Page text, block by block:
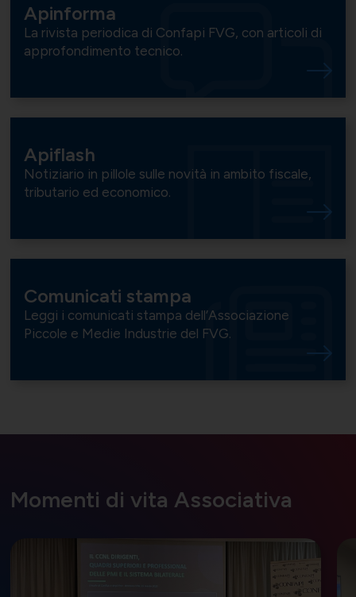
Apinforma
La rivista periodica di Confapi FVG, con articoli di
approfondimento tecnico.
Apiflash
Notiziario in pillole sulle novità in ambito fiscale,
tributario ed economico.
Comunicati stampa
Leggi i comunicati stampa dell’Associazione
Piccole e Medie Industrie del FVG.
Momenti di vita Associativa